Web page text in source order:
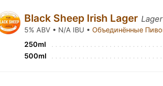
Black Sheep Irish Lager
5% ABV • N/A IBU •Объединённые
250ml
500ml